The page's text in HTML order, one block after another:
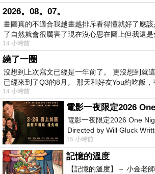
2026。08。07。
畫圖真的不適合我越畫越排斥看得懂就好了應
了自然就會很厲害了現在沒心思在圖上但我
14 小時前
繞了一圈
沒想到上次寫文已經是一年前了。 更沒想到就
已經來到了Q3的8月。 那天和好友You約吃飯
14 小時前
電影一夜限定2026 One
Directed by Will Gluck
Starring Monica Barbaro
15 小時前
記憶的溫度
【記憶的溫度】～ 小金老